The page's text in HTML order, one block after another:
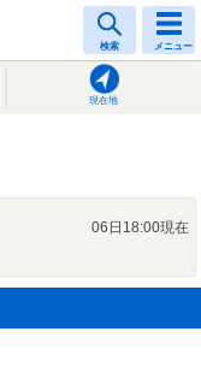
検索 メニュー
現在地
06日18:00現在